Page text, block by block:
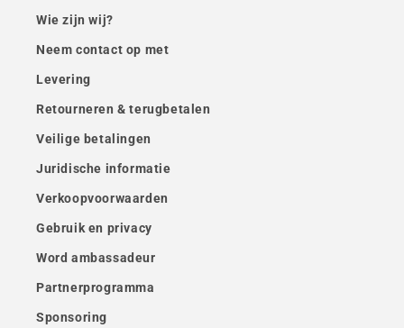
Wie zijn wij?
Neem contact op met
Levering
Retourneren & terugbetalen
Veilige betalingen
Juridische informatie
Verkoopvoorwaarden
Gebruik en privacy
Word ambassadeur
Partnerprogramma
Sponsoring